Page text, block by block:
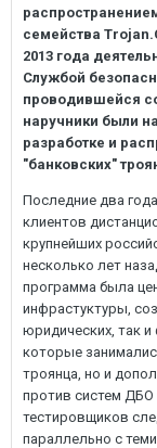
семейства
2013 года
Службой
проводившейся
наручники были
разработке и
"банковских"
Последние два года
клиентов
крупнейших
несколько лет
программа была
инфрастуктуры,
юридических, так и
которые
троянца, но и
против систем ДБО
тестировщиков
параллельно с